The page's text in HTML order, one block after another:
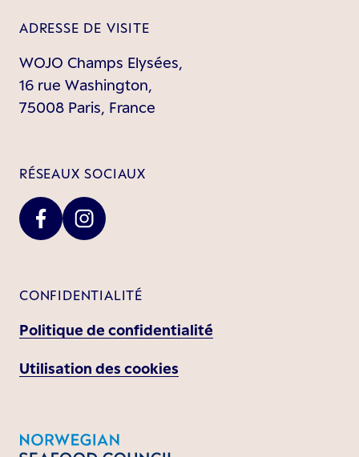
ADRESSE DE VISITE
WOJO Champs Elysées,
16 rue Washington,
75008 Paris, France
RÉSEAUX SOCIAUX
CONFIDENTIALITÉ
Politique de confidentialité
Utilisation des cookies